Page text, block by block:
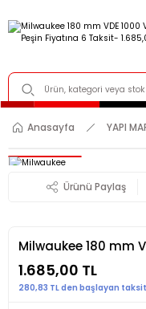
Anasayfa YAPI
Ürünü Paylaş
Milwaukee 180 mm
1.685,00 TL
280,83 TL den başlayan